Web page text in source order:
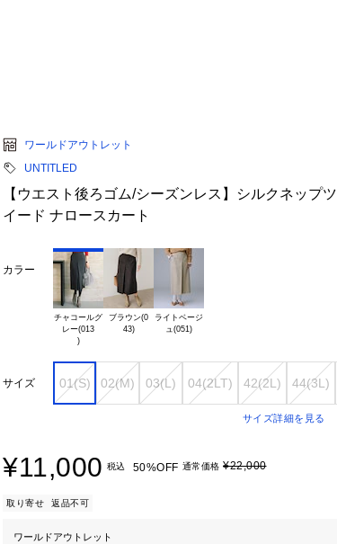
ワールドアウトレット
UNTITLED
【ウエスト後ろゴム/シーズンレス】シルクネップツ
イード ナロースカート
カラー
チャコールグ
レー(013
)
ブラウン(0
43)
ライトベージ
サイズ 01(S) 02(M) 03(L) 04(2LT) 42(2L) 44(3L)
サイズ詳細を見る
¥11,000 税込 50%OFF 通常価格 ¥22,000
取り寄せ 返品不可
ワールドアウトレット